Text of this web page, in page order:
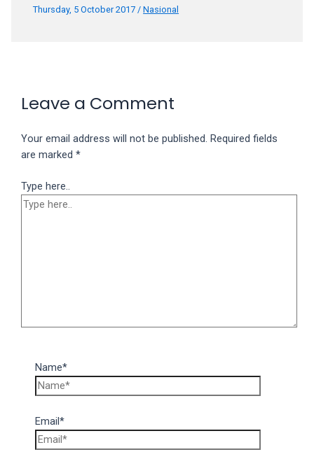
Thursday, 5 October 2017 /Nasional
Leave a Comment
Your email address will not be published. Required fields
are marked*
Type here..
Name*
Email*